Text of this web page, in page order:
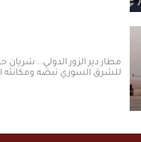
الزور الدولي.. شريان حياة جديد يعيد
نبضه ومكانته الاستراتيجية